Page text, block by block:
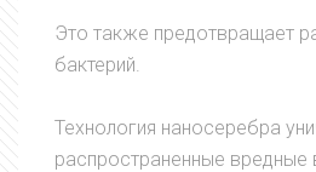
Это также предотвращает
бактерий.
Технология наносеребра
распространенные вредные